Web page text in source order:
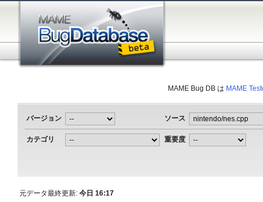
MAME Bug DB は MAME
バージョン ソース
カテゴリ 重要度
元データ最終更新: 今日 16:17